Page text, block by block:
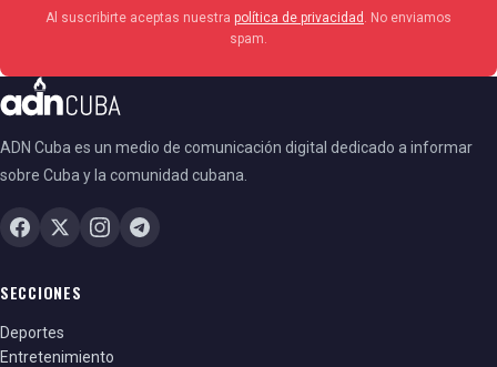
Al suscribirte aceptas nuestra política de privacidad
. No enviamos
spam.
ADN Cuba es un medio de comunicación digital dedicado a informar
sobre Cuba y la comunidad cubana.
SECCIONES
Deportes
Entretenimiento